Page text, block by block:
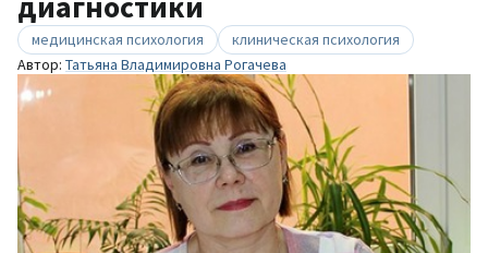
медицинская психология
клиническая психология
Автор: Татьяна Владимировна Рогачева